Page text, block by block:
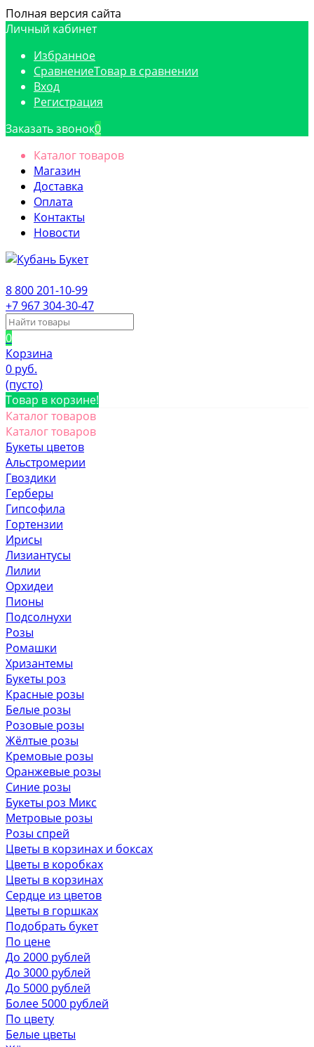
Полная версия сайта
Личный кабинет
Избранное
СравнениеТовар в сравнении
Вход
Регистрация
Заказать звонок0
Каталог товаров
Магазин
Доставка
Оплата
Контакты
Новости
8 800 201-10-99
+7 967 304-30-47
0
Корзина
0 руб.
(пусто)
Товар в корзине!
Каталог товаров
Каталог товаров
Букеты цветов
Альстромерии
Гвоздики
Герберы
Гипсофила
Гортензии
Ирисы
Лизиантусы
Лилии
Орхидеи
Пионы
Подсолнухи
Розы
Ромашки
Хризантемы
Букеты роз
Красные розы
Белые розы
Розовые розы
Жёлтые розы
Кремовые розы
Оранжевые розы
Синие розы
Букеты роз Микс
Метровые розы
Розы спрей
Цветы в корзинах и боксах
Цветы в коробках
Цветы в корзинах
Сердце из цветов
Цветы в горшках
Подобрать букет
По цене
До 2000 рублей
До 3000 рублей
До 5000 рублей
Более 5000 рублей
По цвету
Белые цветы